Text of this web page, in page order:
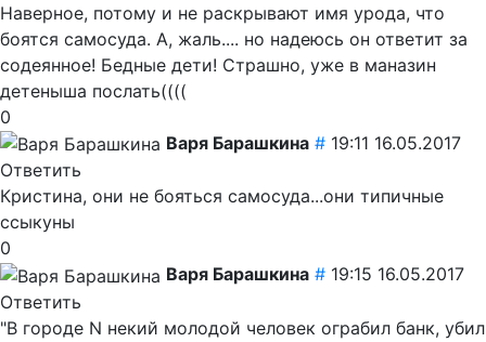
Наверное, потому и не раскрывают имя урода, что
боятся самосуда. А, жаль.... но надеюсь он ответит за
содеянное! Бедные дети! Страшно, уже в маназин
детеныша послать((((
0
Варя Барашкина # 19:11 16.05.2017
Ответить
Кристина, они не бояться самосуда...они типичные
ссыкуны
0
Варя Барашкина # 19:15 16.05.2017
Ответить
"В городе N некий молодой человек ограбил банк, убил